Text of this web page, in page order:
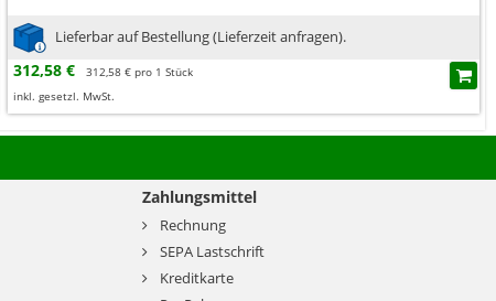
Lieferbar auf Bestellung (Lieferzeit anfragen).
312,58 €
312,58 € pro 1 Stück
inkl. gesetzl. MwSt.
Zahlungsmittel
Rechnung
SEPA Lastschrift
Kreditkarte